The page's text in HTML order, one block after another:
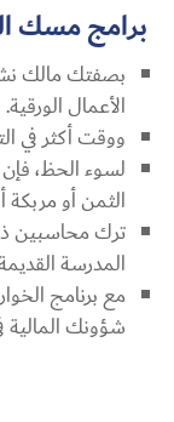
برامج مسك
بصفتك مالك
الأعمال الورقية.
ووقت أكثر في
لسوء الحظ،
الثمن أو مربكة
ترك محاسبين
المدرسة
مع برنامج
شؤونك